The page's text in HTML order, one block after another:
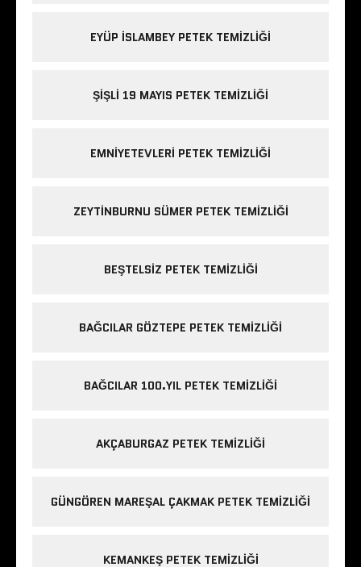
EYÜP ISLAMBEY PETEK TEMIZLIĞI
ŞIŞLI 19 MAYIS PETEK TEMIZLIĞI
EMNIYETEVLERI PETEK TEMIZLIĞI
ZEYTINBURNU SÜMER PETEK TEMIZLIĞI
BEŞTELSIZ PETEK TEMIZLIĞI
BAĞCILAR GÖZTEPE PETEK TEMIZLIĞI
BAĞCILAR 100.YIL PETEK TEMIZLIĞI
AKÇABURGAZ PETEK TEMIZLIĞI
GÜNGÖREN MAREŞAL ÇAKMAK PETEK TEMIZLIĞI
KEMANKEŞ PETEK TEMIZLIĞI